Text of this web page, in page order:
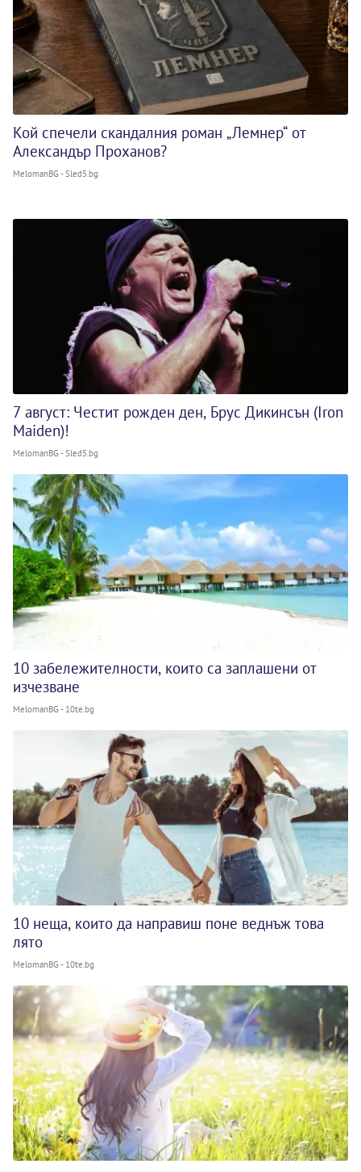
Кой спечели скандалния роман „Лемнер“ от
Александър Проханов?
MelomanBG - Sled5.bg
7 август: Честит рожден ден, Брус Дикинсън (Iron
Maiden)!
MelomanBG - Sled5.bg
10 забележителности, които са заплашени от
изчезване
MelomanBG - 10te.bg
10 неща, които да направиш поне веднъж това
лято
MelomanBG - 10te.bg